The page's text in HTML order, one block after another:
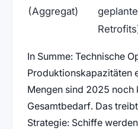
(Aggregat)
geplante
In Summe: Technische
Produktionskapazitäten
Mengen sind 2025 noch
Gesamtbedarf. Das
Strategie: Schiffe